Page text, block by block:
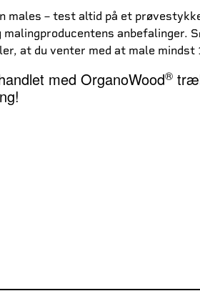
males – test altid på et
malingproducentens
at du venter med at male
med OrganoWood®